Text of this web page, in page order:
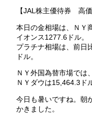
【JAL株主優待券 高
本日の金相場は、ＮＹ
イオンス1277.6ドル。
プラチナ相場は、前日
ドル。
ＮＹ外国為替市場では
ＮＹダウは15,464.3ド
今日も暑いですね。朝
かきました。